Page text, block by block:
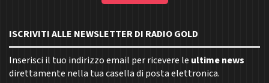
ISCRIVITI ALLE NEWSLETTER DI RADIO GOLD
Inserisci il tuo indirizzo email per ricevere le ultime news
direttamente nella tua casella di posta elettronica.